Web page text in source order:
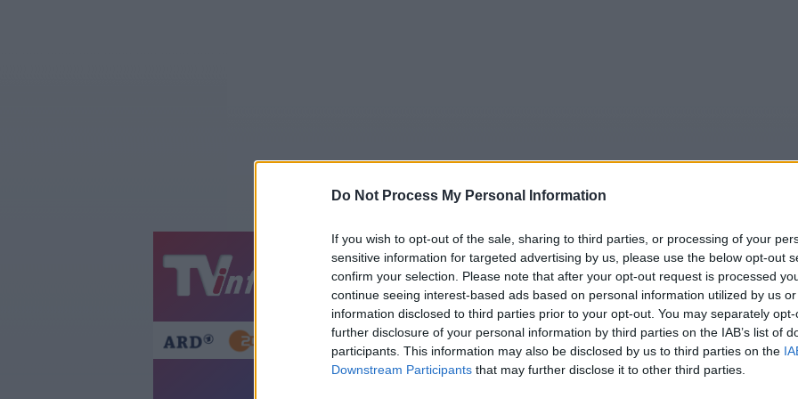
Do Not Process My Personal Information
If you wish to opt-out of the sale, sharing to third parties, or processing of your
sensitive information for targeted advertising by us, please use the below opt-out
confirm your selection. Please note that after your opt-out request is processed
continue seeing interest-based ads based on personal information utilized by us
information disclosed to third parties prior to your opt-out. You may separately
further disclosure of your personal information by third parties on the IAB’s list of
participants. This information may also be disclosed by us to third parties on the
Downstream Participants that may further disclose it to other third parties.
Tipps Sender Merkzettel Fußball
Gestern Heute Sa So Mo Di Mi Do
Die Rosenheim-Cops - Tod eines Schiris - Serie / Krimiserie